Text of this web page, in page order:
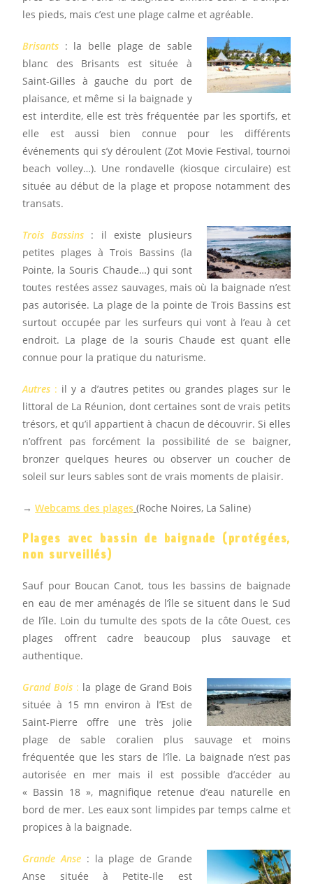
les pieds, mais c’est une plage calme et agréable.
Brisants : la belle plage de sable
blanc des Brisants est située à
Saint-Gilles à gauche du port de
plaisance, et même si la baignade y
est interdite, elle est très fréquentée par les sportifs, et
elle est aussi bien connue pour les différents
événements qui s’y déroulent (Zot Movie Festival, tournoi
beach volley…). Une rondavelle (kiosque circulaire) est
située au début de la plage et propose notamment des
transats.
Trois Bassins : il existe plusieurs
petites plages à Trois Bassins (la
Pointe, la Souris Chaude…) qui sont
toutes restées assez sauvages, mais où la baignade n’est
pas autorisée. La plage de la pointe de Trois Bassins est
surtout occupée par les surfeurs qui vont à l’eau à cet
endroit. La plage de la souris Chaude est quant elle
connue pour la pratique du naturisme.
Autres : il y a d’autres petites ou grandes plages sur le
littoral de La Réunion, dont certaines sont de vrais petits
trésors, et qu’il appartient à chacun de découvrir. Si elles
n’offrent pas forcément la possibilité de se baigner,
bronzer quelques heures ou observer un coucher de
soleil sur leurs sables sont de vrais moments de plaisir.
→Webcams des plages (Roche Noires, La Saline)
Plages avec bassin de baignade (protégées,
non surveillés)
Sauf pour Boucan Canot, tous les bassins de baignade
en eau de mer aménagés de l’île se situent dans le Sud
de l’île. Loin du tumulte des spots de la côte Ouest, ces
plages offrent cadre beaucoup plus sauvage et
authentique.
Grand Bois : la plage de Grand Bois
située à 15 mn environ à l’Est de
Saint-Pierre offre une très jolie
plage de sable coralien plus sauvage et moins
fréquentée que les stars de l’île. La baignade n’est pas
autorisée en mer mais il est possible d’accéder au
« Bassin 18 », magnifique retenue d’eau naturelle en
bord de mer. Les eaux sont limpides par temps calme et
propices à la baignade.
Grande Anse : la plage de Grande
Anse située à Petite-Ile est